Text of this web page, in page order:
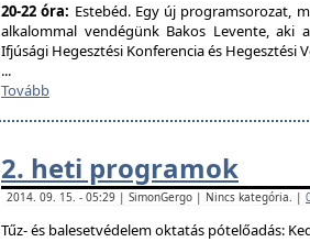
20-22 óra: Estebéd. Egy új programsorozat,
alkalommal vendégünk Bakos Levente, aki
Ifjúsági Hegesztési Konferencia és Hegesztési
...
Tovább
2. heti programok
2014. 09. 15. - 05:29 | SimonGergo | Nincs kategória. |
Tűz- és balesetvédelem oktatás pótelőadás: